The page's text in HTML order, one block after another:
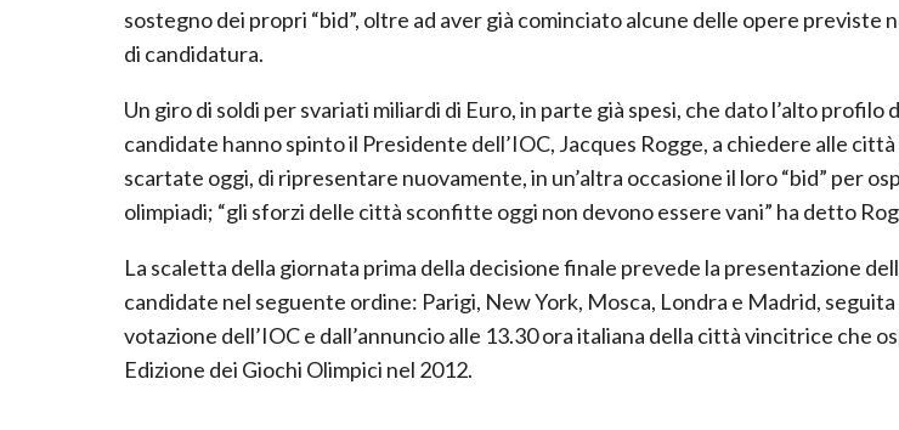
sostegno dei propri “bid”, oltre ad aver già cominciato alcune delle opere previste
di candidatura.
Un giro di soldi per svariati miliardi di Euro, in parte già spesi, che dato l’alto profilo
candidate hanno spinto il Presidente dell’IOC, Jacques Rogge, a chiedere alle
scartate oggi, di ripresentare nuovamente, in un’altra occasione il loro “bid” per
olimpiadi; “gli sforzi delle città sconfitte oggi non devono essere vani” ha detto
La scaletta della giornata prima della decisione finale prevede la presentazione
candidate nel seguente ordine: Parigi, New York, Mosca, Londra e Madrid, seguita
votazione dell’IOC e dall’annuncio alle 13.30 ora italiana della città vincitrice che
Edizione dei Giochi Olimpici nel 2012.